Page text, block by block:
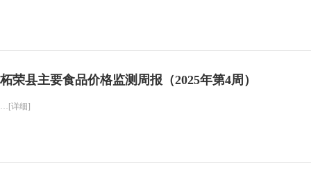
柘荣县主要食品价格监测周报（2025年第4周）
…[详细]